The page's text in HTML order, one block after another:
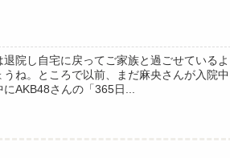
院し自宅に戻ってご家族と過ごせているよ
ね。ところで以前、まだ麻央さんが入院中
AKB48さんの「365日...